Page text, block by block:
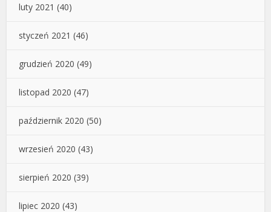
luty 2021 (40)
styczeń 2021 (46)
grudzień 2020 (49)
listopad 2020 (47)
październik 2020 (50)
wrzesień 2020 (43)
sierpień 2020 (39)
lipiec 2020 (43)